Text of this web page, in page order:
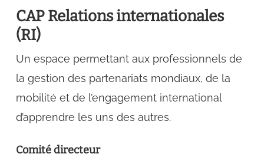
CAP Relations internationales
(RI)
Un espace permettant aux professionnels de
la gestion des partenariats mondiaux, de la
mobilité et de l’engagement international
d’apprendre les uns des autres.
Comité directeur